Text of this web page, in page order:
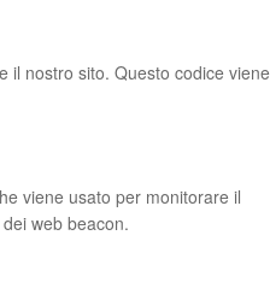
il nostro sito. Questo codice viene
viene usato per monitorare il
web beacon.